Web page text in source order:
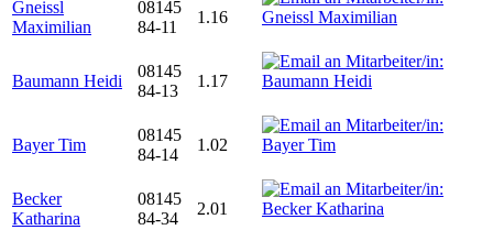
Gneissl
Maximilian
08145
84-11
1.16
Baumann Heidi
08145
84-13
1.17
Bayer Tim
08145
84-14
1.02
Becker
Katharina
08145
84-34
2.01